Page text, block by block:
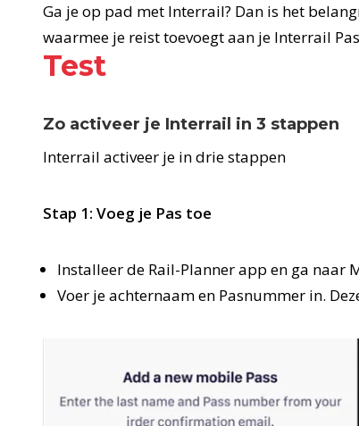
Ga je op pad met Interrail? Dan is het
waarmee je reist toevoegt aan je Interrail
Test
Zo activeer je Interrail in 3 stappen
Interrail activeer je in drie stappen
Stap 1: Voeg je Pas toe
Installeer de Rail-Planner app en ga naar
Voer je achternaam en Pasnummer in.